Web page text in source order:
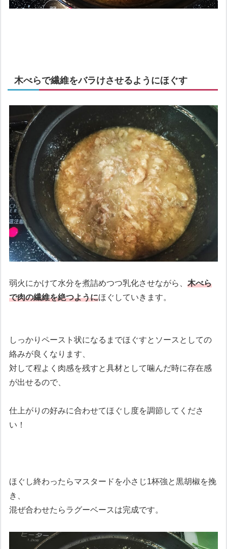
木べらで繊維をバラけさせるようにほぐす
弱火にかけて水分を煮詰めつつ乳化させながら、木べら
で肉の繊維を絶つようにほぐしていきます。
しっかりペースト状になるまでほぐすとソースとしての
絡みが良くなります、
対して程よく肉感を残すと具材として噛んだ時に存在感
が出せるので、
仕上がりの好みに合わせてほぐし度を調節してくださ
い！
ほぐし終わったらマスタードを小さじ1杯強と黒胡椒を挽
き、
混ぜ合わせたらラグーベースは完成です。